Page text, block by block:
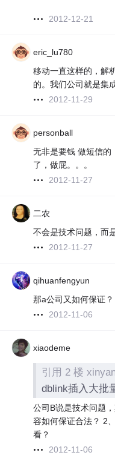
2012-12-21
eric_lu780
移动一直这样的，解
的。我们公司就是集
2012-11-29
personball
无非是要钱 做短信的
了，做屁。。。
2012-11-27
二农
不会是技术问题，而
2012-11-27
qihuanfengyun
那a公司又如何保证？
2012-11-06
xiaodeme
引用 2 楼
dblink插入大批
公司B说是技术问题
容如何保证合法？ 2
看？
2012-11-06